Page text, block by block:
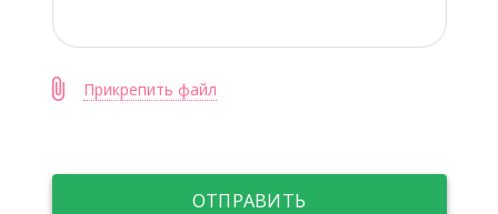
Прикрепить файл
ОТПРАВИТЬ